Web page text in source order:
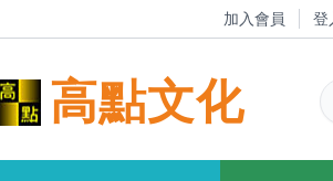
加入會員 登
高點文化